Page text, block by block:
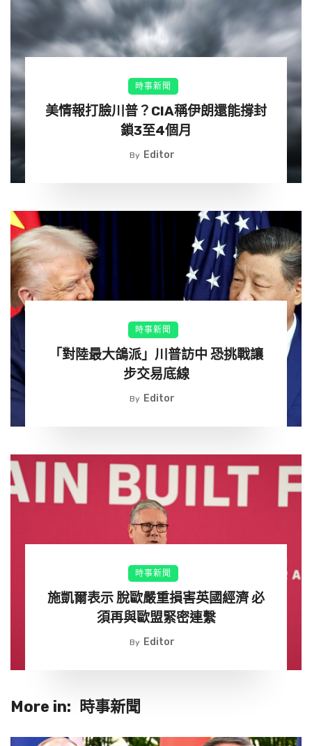
社會經濟地位等弱點的 AI、根據外貌預測犯罪的 AI、使用
生物辨識技術推斷個人特徵（如性傾向）的 AI、在公共場
所收集「即時」生物辨識數據用於執法的 AI、嘗試在工作
或學校推斷人們情緒的 AI 以及透過抓取網路或安全攝影機
影像來建立或擴展臉部辨識資料庫的 AI。
對此，無論公司總部是否位於歐盟，只要在歐盟境內使用AI
相關應用，並沒有遵守相關規定，最高可開罰3,500萬歐元
`（約台幣11.9億）或是上個財報年的年收入7%，以高者作
需要開始合乎法規程序，但在8月時主管機關、詳細辦法將
會逐一出爐，並同時生效。
但目前歐盟人工智慧法案（AI Act）並不是所有企業都買
單，在去年九月正式推出後，僅有100多間公司簽屬，包含
Amazon、Google及OpenAI等，但蘋果、Meta都並未簽
屬，據了解，未簽屬的公司都在等待詳細的辦法出來。
時事新聞
美情報打臉川普？CIA稱伊朗還能撐封
鎖3至4個月
By Editor
時事新聞
「對陸最大鴿派」川普訪中 恐挑戰讓
步交易底線
By Editor
時事新聞
施凱爾表示 脫歐嚴重損害英國經濟 必
須再與歐盟緊密連繫
By Editor
More in: 時事新聞